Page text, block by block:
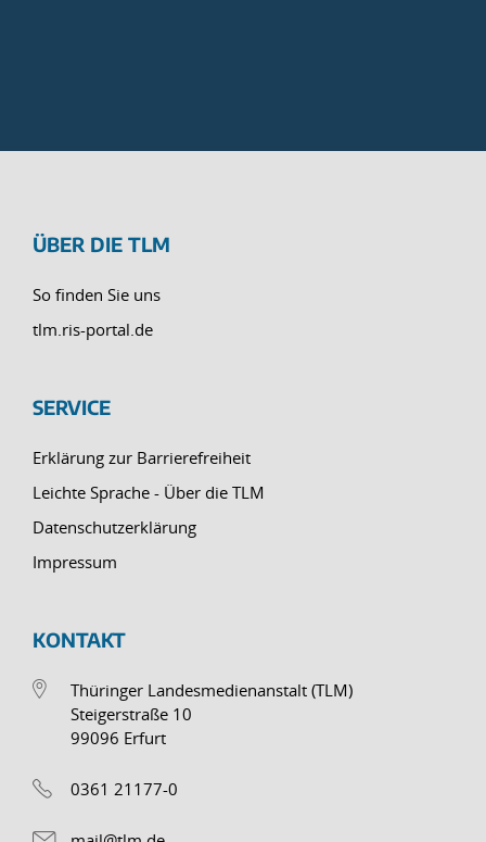
ÜBER DIE TLM
So finden Sie uns
tlm.ris-portal.de
SERVICE
Erklärung zur Barrierefreiheit
Leichte Sprache - Über die TLM
Datenschutzerklärung
Impressum
KONTAKT
Thüringer Landesmedienanstalt (TLM)
Steigerstraße 10
99096 Erfurt
0361 21177-0